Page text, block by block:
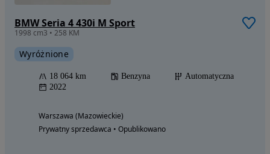
BMW Seria 4 430i M Sport
1998 cm3 • 258 KM
Wyróżnione
18 064 km Benzyna
Automatyczna
2022
Warszawa (Mazowieckie)
Prywatny sprzedawca • Opublikowano